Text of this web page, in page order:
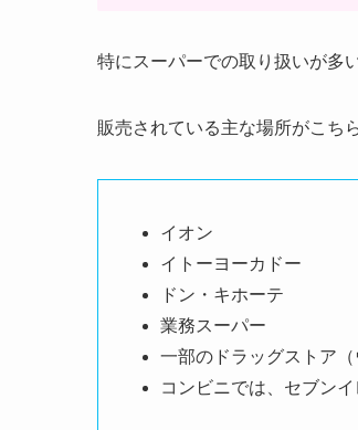
特にスーパーでの取り扱いが多
販売されている主な場所がこち
イオン
イトーヨーカドー
ドン・キホーテ
業務スーパー
一部のドラッグストア（
コンビニでは、セブン